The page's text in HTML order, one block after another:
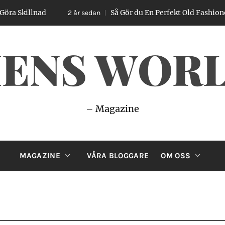
2 år sedan Så Gör du En Perfekt Old Fashioned –
– Magazine
MAGAZINE VÅRA BLOGGARE OM OSS